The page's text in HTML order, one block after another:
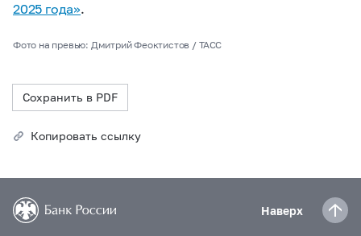
2025 года».
Фото на превью: Дмитрий Феоктистов / ТАСС
Сохранить в PDF
Копировать ссылку
Наверх